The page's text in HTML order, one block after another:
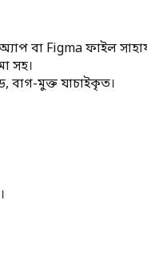
বা Figma ফাইল
সহ।
বাগ-মুক্ত যাচাইকৃত।